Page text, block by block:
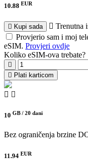
10.88 EUR
Kupi sada
Trenutna
Provjerio sam i moj
eSIM. Provjeri ovdje
Koliko eSIM-ova trebate?
Plati karticom
10 GB / 20 dani
Bez ograničenja brzine
11.94 EUR